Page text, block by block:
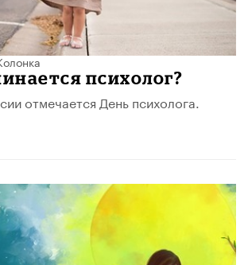
психолог?
отмечается День психолога.